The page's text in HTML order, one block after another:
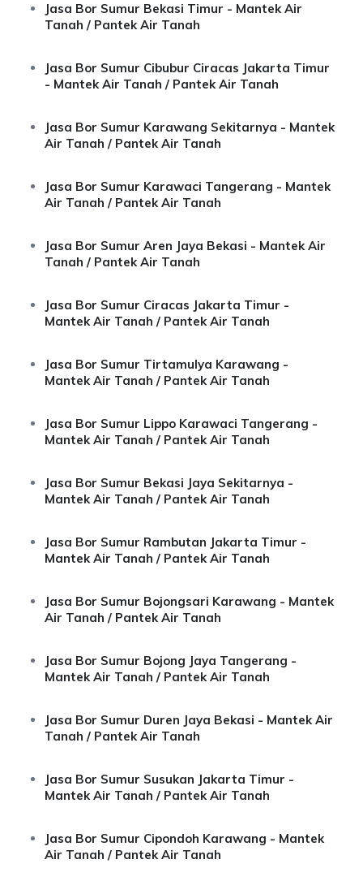
Jasa Bor Sumur Bekasi Timur - Mantek Air
Tanah / Pantek Air Tanah
Jasa Bor Sumur Cibubur Ciracas Jakarta Timur
- Mantek Air Tanah / Pantek Air Tanah
Jasa Bor Sumur Karawang Sekitarnya - Mantek
Air Tanah / Pantek Air Tanah
Jasa Bor Sumur Karawaci Tangerang - Mantek
Air Tanah / Pantek Air Tanah
Jasa Bor Sumur Aren Jaya Bekasi - Mantek Air
Tanah / Pantek Air Tanah
Jasa Bor Sumur Ciracas Jakarta Timur -
Mantek Air Tanah / Pantek Air Tanah
Jasa Bor Sumur Tirtamulya Karawang -
Mantek Air Tanah / Pantek Air Tanah
Jasa Bor Sumur Lippo Karawaci Tangerang -
Mantek Air Tanah / Pantek Air Tanah
Jasa Bor Sumur Bekasi Jaya Sekitarnya -
Mantek Air Tanah / Pantek Air Tanah
Jasa Bor Sumur Rambutan Jakarta Timur -
Mantek Air Tanah / Pantek Air Tanah
Jasa Bor Sumur Bojongsari Karawang - Mantek
Air Tanah / Pantek Air Tanah
Jasa Bor Sumur Bojong Jaya Tangerang -
Mantek Air Tanah / Pantek Air Tanah
Jasa Bor Sumur Duren Jaya Bekasi - Mantek Air
Tanah / Pantek Air Tanah
Jasa Bor Sumur Susukan Jakarta Timur -
Mantek Air Tanah / Pantek Air Tanah
Jasa Bor Sumur Cipondoh Karawang - Mantek
Air Tanah / Pantek Air Tanah